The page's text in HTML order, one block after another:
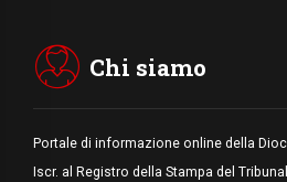
Chi siamo
Portale di informazione online della
Iscr. al Registro della Stampa del